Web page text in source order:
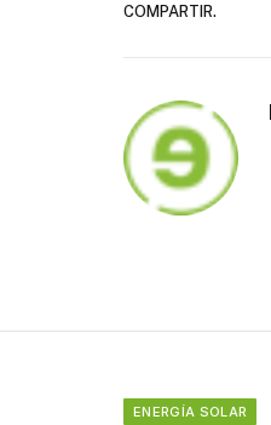
COMPARTIR.
ENERGÍA SOLAR